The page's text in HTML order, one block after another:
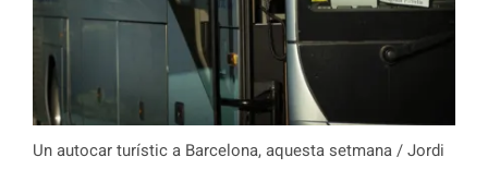
Un autocar turístic a Barcelona, aquesta setmana / Jordi